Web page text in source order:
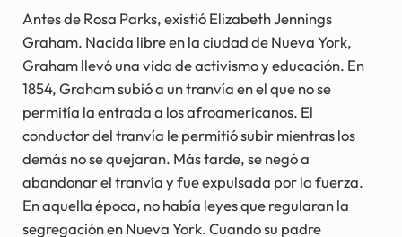
Antes de Rosa Parks, existió Elizabeth Jennings
Graham. Nacida libre en la ciudad de Nueva York,
Graham llevó una vida de activismo y educación. En
1854, Graham subió a un tranvía en el que no se
permitía la entrada a los afroamericanos. El
conductor del tranvía le permitió subir mientras los
demás no se quejaran. Más tarde, se negó a
abandonar el tranvía y fue expulsada por la fuerza.
En aquella época, no había leyes que regularan la
segregación en Nueva York. Cuando su padre